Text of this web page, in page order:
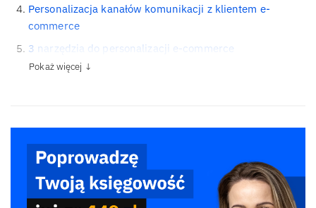
Personalizacja kanałów komunikacji z klientem e-
commerce
3 narzędzia do personalizacji e-commerce
Pokaż więcej ↓